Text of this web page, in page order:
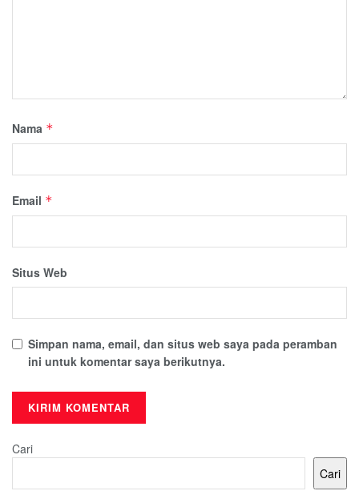
Nama *
Email *
Situs Web
Simpan nama, email, dan situs web saya pada peramban
ini untuk komentar saya berikutnya.
Cari
Cari